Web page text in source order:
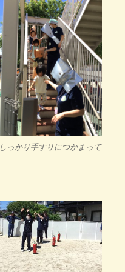
しっかり手すりにつかまって